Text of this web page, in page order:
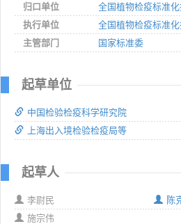
归口单位
全国植物检疫标准
执行单位
全国植物检疫标准
主管部门
国家标准委
起草单位
中国检验检疫科学研究院
上海出入境检验检疫局等
起草人
李尉民
陈
施宗伟